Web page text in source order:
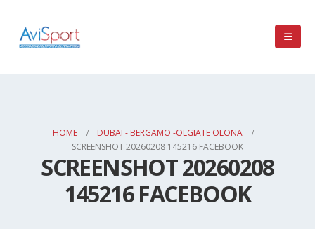
HOME
DUBAI - BERGAMO -OLGIATE OLONA
SCREENSHOT 20260208 145216 FACEBOOK
SCREENSHOT 20260208
145216 FACEBOOK